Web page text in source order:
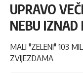
UPRAVO
NEBU IZNAD
MALI "ZELENI" 103
ZVIJEZDAMA